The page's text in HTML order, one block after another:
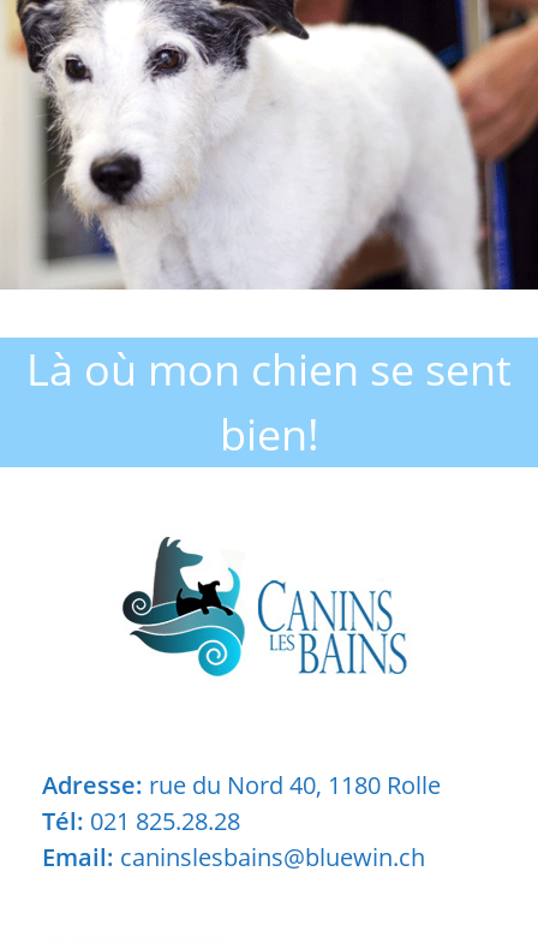
Là où mon chien se sent
bien!
Adresse: rue du Nord 40, 1180 Rolle
Tél: 021 825.28.28
Email: caninslesbains@bluewin.ch